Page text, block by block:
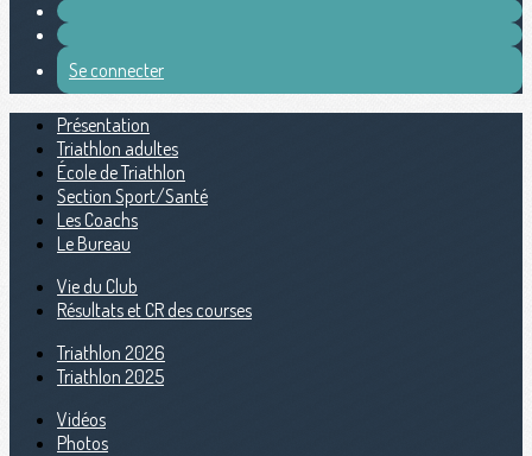
Se connecter
Présentation
Triathlon adultes
École de Triathlon
Section Sport/Santé
Les Coachs
Le Bureau
Vie du Club
Résultats et CR des courses
Triathlon 2026
Triathlon 2025
Vidéos
Photos